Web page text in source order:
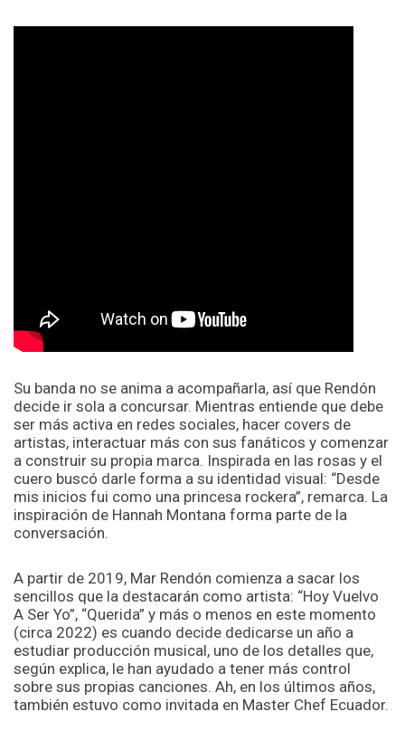
Su banda no se anima a acompañarla, así que Rendón
decide ir sola a concursar. Mientras entiende que debe
ser más activa en redes sociales, hacer covers de
artistas, interactuar más con sus fanáticos y comenzar
a construir su propia marca. Inspirada en las rosas y el
cuero buscó darle forma a su identidad visual: “Desde
mis inicios fui como una princesa rockera”, remarca. La
inspiración de Hannah Montana forma parte de la
conversación.
A partir de 2019, Mar Rendón comienza a sacar los
sencillos que la destacarán como artista: “Hoy Vuelvo
A Ser Yo”, “Querida” y más o menos en este momento
(circa 2022) es cuando decide dedicarse un año a
estudiar producción musical, uno de los detalles que,
según explica, le han ayudado a tener más control
sobre sus propias canciones. Ah, en los últimos años,
también estuvo como invitada en Master Chef Ecuador.